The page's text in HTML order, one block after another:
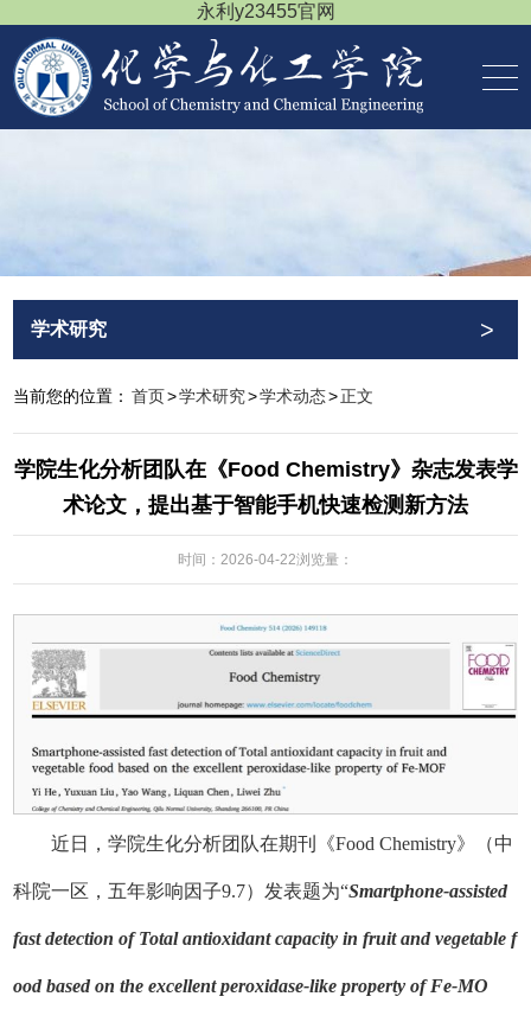
永利y23455官网
学术研究 >
当前您的位置： 首页>学术研究>学术动态>正文
学院生化分析团队在《Food Chemistry》杂志发表学
术论文，提出基于智能手机快速检测新方法
时间：2026-04-22浏览量：
近日，学院生化分析团队在期刊《Food Chemistry》（中
科院一区，五年影响因子9.7）发表题为“Smartphone-assisted
fast detection of Total antioxidant capacity in fruit and vegetable f
ood based on the excellent peroxidase-like property of Fe-MO